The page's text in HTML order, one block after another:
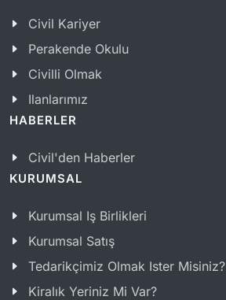
Civil Kariyer
Perakende Okulu
Civilli Olmak
Ilanlarımız
HABERLER
Civil'den Haberler
KURUMSAL
Kurumsal Iş Birlikleri
Kurumsal Satış
Tedarikçimiz Olmak Ister Misiniz?
Kiralık Yeriniz Mi Var?